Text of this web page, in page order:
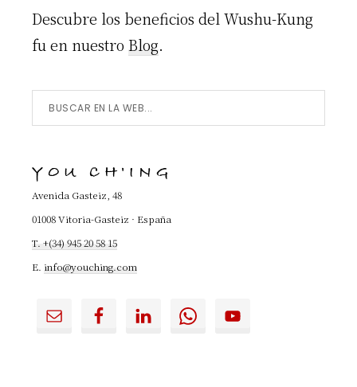
Descubre los beneficios del Wushu-Kung
fu en nuestro Blog.
Buscar
en
Web...
YOU CH'ING
Avenida Gasteiz, 48
01008 Vitoria-Gasteiz · España
T. +(34) 945 20 58 15
E. info@youching.com